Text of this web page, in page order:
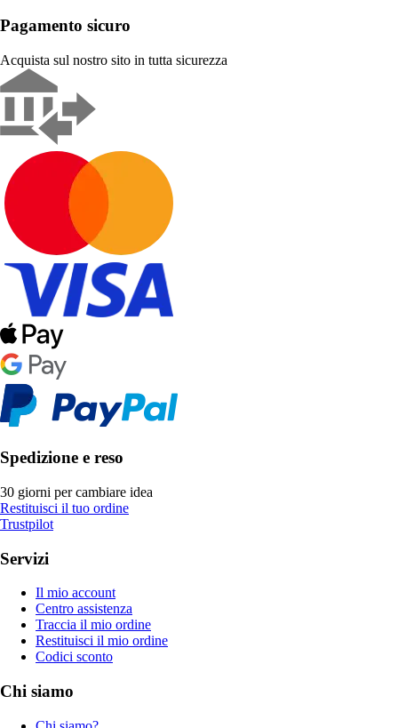
Pagamento sicuro
Acquista sul nostro sito in tutta sicurezza
Spedizione e reso
30 giorni per cambiare idea
Restituisci il tuo ordine
Trustpilot
Servizi
Il mio account
Centro assistenza
Traccia il mio ordine
Restituisci il mio ordine
Codici sconto
Chi siamo